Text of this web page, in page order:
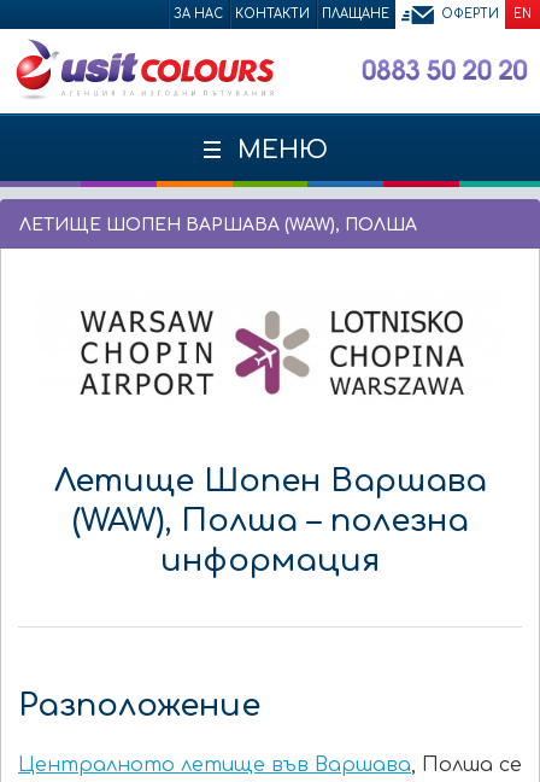
ЗА НАС КОНТАКТИ ПЛАЩАНЕ ОФЕРТИ EN
МЕНЮ
ЛЕТИЩЕ ШОПЕН ВАРШАВА (WAW), ПОЛША
Летище Шопен Варшава
(WAW), Полша – полезна
информация
Разположение
Централното летище във Варшава, Полша се